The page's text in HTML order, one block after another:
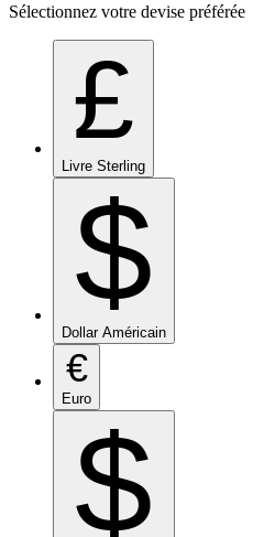
Sélectionnez votre devise préférée
£
Livre Sterling
$
Dollar Américain
€
Euro
$